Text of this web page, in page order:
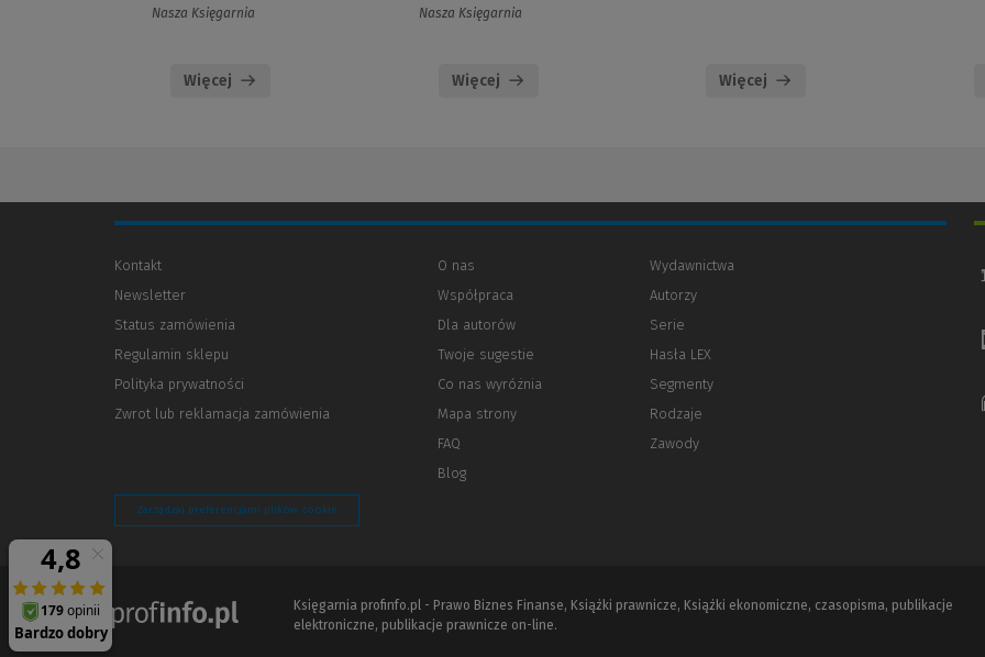
Nasza Księgarnia
Więcej
Nasza Księgarnia
Więcej Więcej
Kontakt
Newsletter
Status zamówienia
Regulamin sklepu
Polityka prywatności
innej
Zwrot lub reklamacja zamówienia
O nas
Współpraca
Dla autorów
innej
strony)
Twoje sugestie
Co nas wyróżnia
Mapa strony
FAQ
Blog
Wydawnictwa
Autorzy
Serie
Hasła LEX
Segmenty
Rodzaje
Zawody
Zarządzaj preferencjami plików cookie
Księgarnia profinfo.pl - Prawo Biznes Finanse, Książki prawnicze, Książki ekonomiczne, czasopisma, publikacje
elektroniczne, publikacje prawnicze on-line.